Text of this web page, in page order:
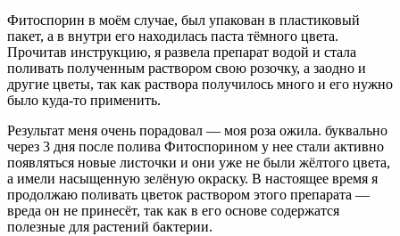
Фитоспорин в моём случае, был упакован в пластиковый
пакет, а в внутри его находилась паста тёмного цвета.
Прочитав инструкцию, я развела препарат водой и стала
поливать полученным раствором свою розочку, а заодно и
другие цветы, так как раствора получилось много и его нужно
было куда-то применить.
Результат меня очень порадовал — моя роза ожила. буквально
через 3 дня после полива Фитоспорином у нее стали активно
появляться новые листочки и они уже не были жёлтого цвета,
а имели насыщенную зелёную окраску. В настоящее время я
продолжаю поливать цветок раствором этого препарата —
вреда он не принесёт, так как в его основе содержатся
полезные для растений бактерии.